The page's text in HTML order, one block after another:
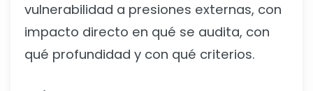
vulnerabilidad a presiones externas, con
impacto directo en qué se audita, con
qué profundidad y con qué criterios.